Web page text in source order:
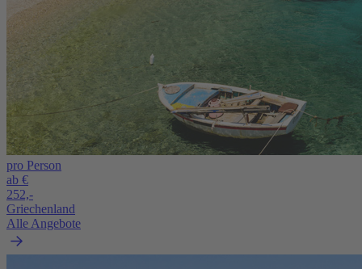
pro Person
ab €
252,-
Griechenland
Alle Angebote